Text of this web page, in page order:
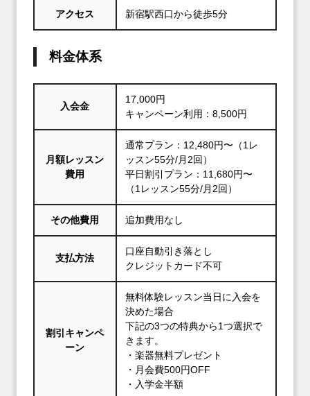
アクセス 新宿駅西口から徒歩5分
料金体系
入会金
17,000円
キャンペーン利用：8,500円
月額レッスン
費用
通常プラン：12,480円〜（1レ
ッスン55分/月2回）
平日割引プラン：11,680円〜
（1レッスン55分/月2回）
その他費用 追加費用なし
支払方法
口座自動引き落とし
クレジットカード不可
割引キャンペ
ーン
無料体験レッスン当日に入会を
決めた場合
下記の3つの特典から1つ選択で
きます。
・楽器無料プレゼント
・月会費500円OFF
・入学金半額